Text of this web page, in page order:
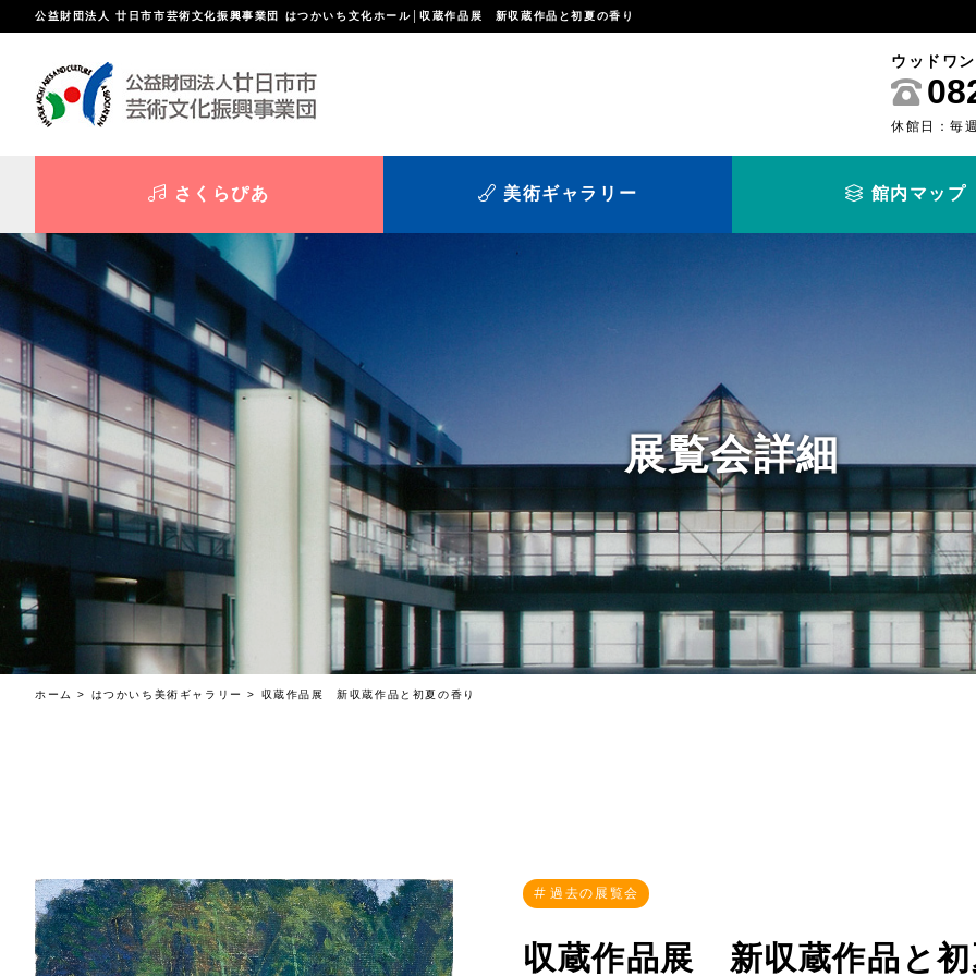
公益財団法人 廿日市市芸術文化振興事業団 はつかいち文化ホール│収蔵作品展 新収蔵作品と初夏の香り
ウッドワ
休館日：毎
さくらぴあ
公演を観たい
公演情報
座席表
チケット購入方法
さくらぴあ友の会
各種ダウンロード
美術ギャラリー
美術を鑑賞したい
主催展覧会
過去の展覧会
収蔵品紹介
利用案内
施設紹介
館内マップ
展覧会詳細
ホーム > はつかいち美術ギャラリー > 収蔵作品展 新収蔵作品と初夏の香り
過去の展覧会
収蔵作品展 新収蔵作品と